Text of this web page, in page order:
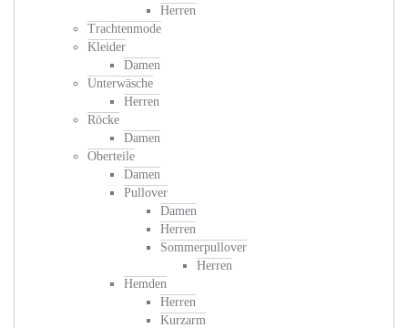
Herren
Trachtenmode
Kleider
Damen
Unterwäsche
Herren
Röcke
Damen
Oberteile
Damen
Pullover
Damen
Herren
Sommerpullover
Herren
Hemden
Herren
Kurzarm